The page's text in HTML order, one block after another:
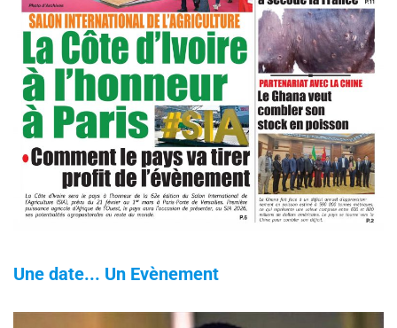
Une date... Un Evènement